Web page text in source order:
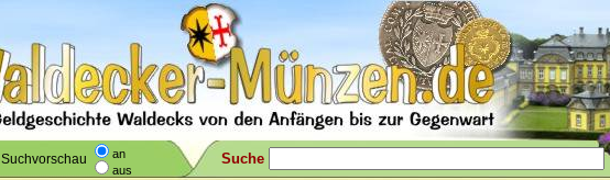
Suchvorschau
an
aus
Suche